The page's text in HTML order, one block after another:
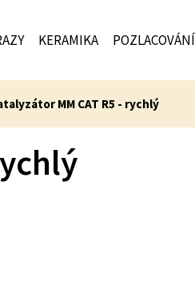
KERAMIKA POZLACOVÁNÍ
MM CAT R5 - rychlý